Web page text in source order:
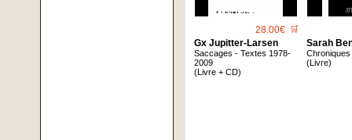
28.00€ 🛒
Gx Jupitter-Larsen
Saccages - Textes 1978-
2009
(Livre + CD)
Sarah
(Livre)